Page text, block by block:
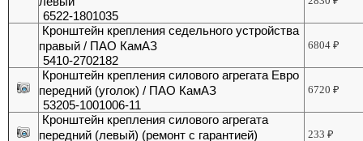
6522-1801035
Кронштейн крепления седельного устройства
правый / ПАО КамАЗ
5410-2702182
6804₽
Кронштейн крепления силового агрегата Евро
передний (уголок) / ПАО КамАЗ
53205-1001006-11
6720₽
Кронштейн крепления силового агрегата
передний (левый) (ремонт с гарантией)
233₽